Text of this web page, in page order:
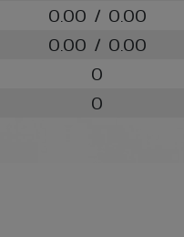
0.00 / 0.00
0.00 / 0.00
0
0